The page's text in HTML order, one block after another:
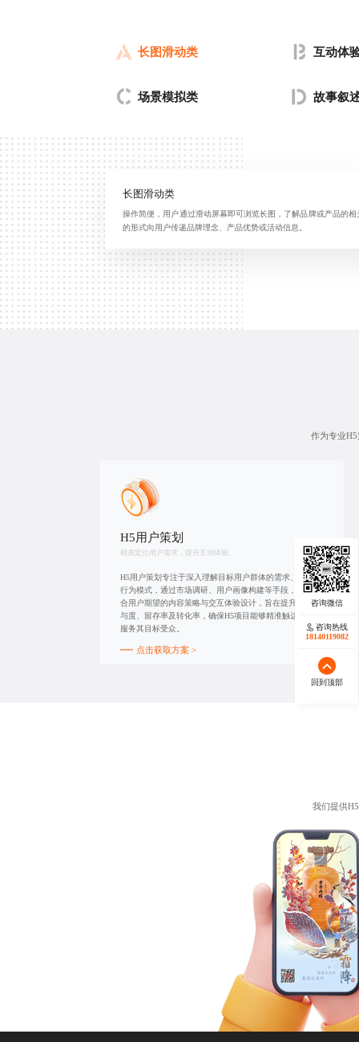
长图滑动类 互动体
场景模拟类 故事叙
长图滑动类
操作简便，用户通过滑动屏幕即可浏览长图，了解品牌或产品的
的形式向用户传递品牌理念、产品优势或活动信息。
作为专业
H5用户策划
精准定位用户需求，提升互动体验。
H5用户策划专注于深入理解目标用户群体的需求、偏好及
行为模式，通过市场调研、用户画像构建等手段，制定符
合用户期望的内容策略与交互体验设计，旨在提升用户参
与度、留存率及转化率，确保H5项目能够精准触达并有效
服务其目标受众。
点击获取方案 >
我们提供
咨询热线
18140119082
回到顶部